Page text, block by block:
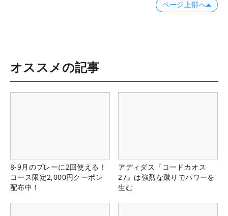
ページ上部へ
オススメの記事
8-9月のプレーに2回使える！
コース限定2,000円クーポン
配布中！
アディダス『コードカオス
27』は強烈な蹴りでパワーを
生む